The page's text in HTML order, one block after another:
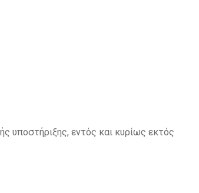
υποστήριξης, εντός και κυρίως εκτός